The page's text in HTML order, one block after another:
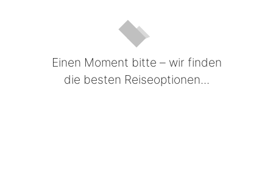
Einen Moment bitte – wir finden
die besten Reiseoptionen...